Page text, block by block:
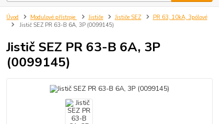
Úvod Modulové přístroje Jističe Jističe SEZ
PR 63, 10kA, 3pólové
Jistič SEZ PR 63-B 6A, 3P (0099145)
Jistič SEZ PR 63-B 6A, 3P
(0099145)